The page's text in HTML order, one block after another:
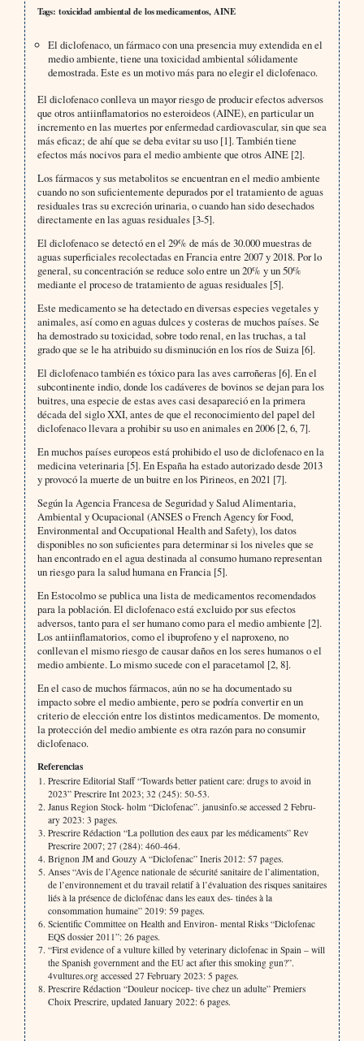
Tags: toxicidad ambiental de los medicamentos, AINE
El diclofenaco, un fármaco con una presencia muy extendida en el
medio ambiente, tiene una toxicidad ambiental sólidamente
demostrada. Este es un motivo más para no elegir el diclofenaco.
El diclofenaco conlleva un mayor riesgo de producir efectos adversos
que otros antiinflamatorios no esteroideos (AINE), en particular un
incremento en las muertes por enfermedad cardiovascular, sin que sea
más eficaz; de ahí que se deba evitar su uso [1]. También tiene
efectos más nocivos para el medio ambiente que otros AINE [2].
Los fármacos y sus metabolitos se encuentran en el medio ambiente
cuando no son suficientemente depurados por el tratamiento de aguas
residuales tras su excreción urinaria, o cuando han sido desechados
directamente en las aguas residuales [3-5].
El diclofenaco se detectó en el 29% de más de 30.000 muestras de
aguas superficiales recolectadas en Francia entre 2007 y 2018. Por lo
general, su concentración se reduce solo entre un 20% y un 50%
mediante el proceso de tratamiento de aguas residuales [5].
Este medicamento se ha detectado en diversas especies vegetales y
animales, así como en aguas dulces y costeras de muchos países. Se
ha demostrado su toxicidad, sobre todo renal, en las truchas, a tal
grado que se le ha atribuido su disminución en los ríos de Suiza [6].
El diclofenaco también es tóxico para las aves carroñeras [6]. En el
subcontinente indio, donde los cadáveres de bovinos se dejan para los
buitres, una especie de estas aves casi desapareció en la primera
década del siglo XXI, antes de que el reconocimiento del papel del
diclofenaco llevara a prohibir su uso en animales en 2006 [2, 6, 7].
En muchos países europeos está prohibido el uso de diclofenaco en la
medicina veterinaria [5]. En España ha estado autorizado desde 2013
y provocó la muerte de un buitre en los Pirineos, en 2021 [7].
Según la Agencia Francesa de Seguridad y Salud Alimentaria,
Ambiental y Ocupacional (ANSES o French Agency for Food,
Environmental and Occupational Health and Safety), los datos
disponibles no son suficientes para determinar si los niveles que se
han encontrado en el agua destinada al consumo humano representan
un riesgo para la salud humana en Francia [5].
En Estocolmo se publica una lista de medicamentos recomendados
para la población. El diclofenaco está excluido por sus efectos
adversos, tanto para el ser humano como para el medio ambiente [2].
Los antiinflamatorios, como el ibuprofeno y el naproxeno, no
conllevan el mismo riesgo de causar daños en los seres humanos o el
medio ambiente. Lo mismo sucede con el paracetamol [2, 8].
En el caso de muchos fármacos, aún no se ha documentado su
impacto sobre el medio ambiente, pero se podría convertir en un
criterio de elección entre los distintos medicamentos. De momento,
la protección del medio ambiente es otra razón para no consumir
diclofenaco.
Referencias
Prescrire Editorial Staff “Towards better patient care: drugs to avoid in
2023” Prescrire Int 2023; 32 (245): 50-53.
Janus Region Stock- holm “Diclofenac”. janusinfo.se accessed 2 Febru-
ary 2023: 3 pages.
Prescrire Rédaction “La pollution des eaux par les médicaments” Rev
Prescrire 2007; 27 (284): 460-464.
Brignon JM and Gouzy A “Diclofenac” Ineris 2012: 57 pages.
Anses “Avis de l’Agence nationale de sécurité sanitaire de l’alimentation,
de l’environnement et du travail relatif à l’évaluation des risques sanitaires
liés à la présence de diclofénac dans les eaux des- tinées à la
consommation humaine” 2019: 59 pages.
Scientific Committee on Health and Environ- mental Risks “Diclofenac
EQS dossier 2011”: 26 pages.
“First evidence of a vulture killed by veterinary diclofenac in Spain – will
the Spanish government and the EU act after this smoking gun?”.
4vultures.org accessed 27 February 2023: 5 pages.
Prescrire Rédaction “Douleur nocicep- tive chez un adulte” Premiers
Choix Prescrire, updated January 2022: 6 pages.